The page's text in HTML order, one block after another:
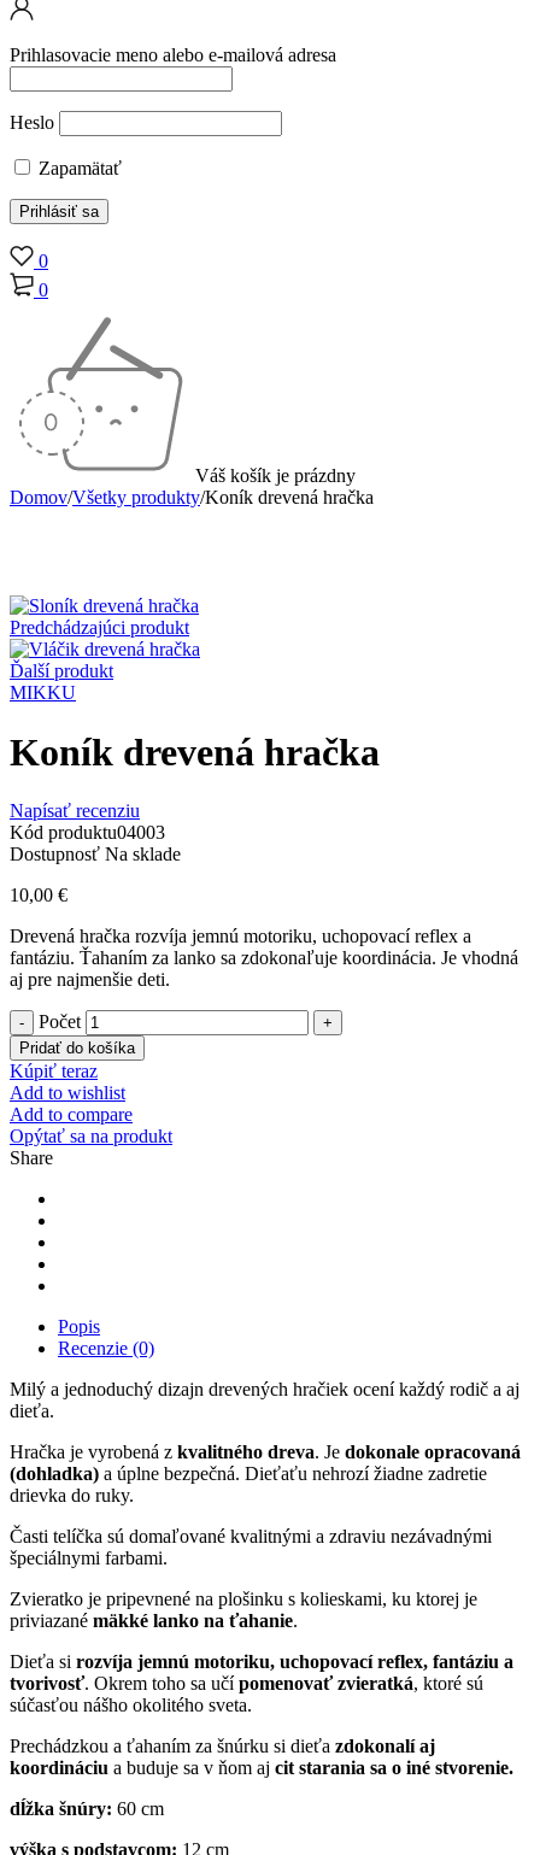
Prihlasovacie meno alebo e-mailová adresa
Heslo
Zapamätať
0
0
Váš košík je prázdny
Domov/Všetky produkty/Koník drevená hračka
Predchádzajúci produkt
Ďalší produkt
MIKKU
Koník drevená hračka
Napísať recenziu
Kód produktu04003
Dostupnosť Na sklade
10,00 €
Drevená hračka rozvíja jemnú motoriku, uchopovací reflex a
fantáziu. Ťahaním za lanko sa zdokonaľuje koordinácia. Je vhodná
aj pre najmenšie deti.
Počet
Pridať do košíka
Kúpiť teraz
Add to wishlist
Add to compare
Opýtať sa na produkt
Share
Popis
Recenzie (0)
Milý a jednoduchý dizajn drevených hračiek ocení každý rodič a aj
dieťa.
Hračka je vyrobená z kvalitného dreva. Je dokonale opracovaná
(dohladka) a úplne bezpečná. Dieťaťu nehrozí žiadne zadretie
drievka do ruky.
Časti telíčka sú domaľované kvalitnými a zdraviu nezávadnými
špeciálnymi farbami.
Zvieratko je pripevnené na plošinku s kolieskami, ku ktorej je
priviazané mäkké lanko na ťahanie.
Dieťa si rozvíja jemnú motoriku, uchopovací reflex, fantáziu a
tvorivosť. Okrem toho sa učípomenovať zvieratká, ktoré sú
súčasťou nášho okolitého sveta.
Prechádzkou a ťahaním za šnúrku si dieťa zdokonalí aj
koordináciu a buduje sa v ňom aj cit starania sa o iné stvorenie.
dĺžka šnúry: 60 cm
výška s podstavcom: 12 cm